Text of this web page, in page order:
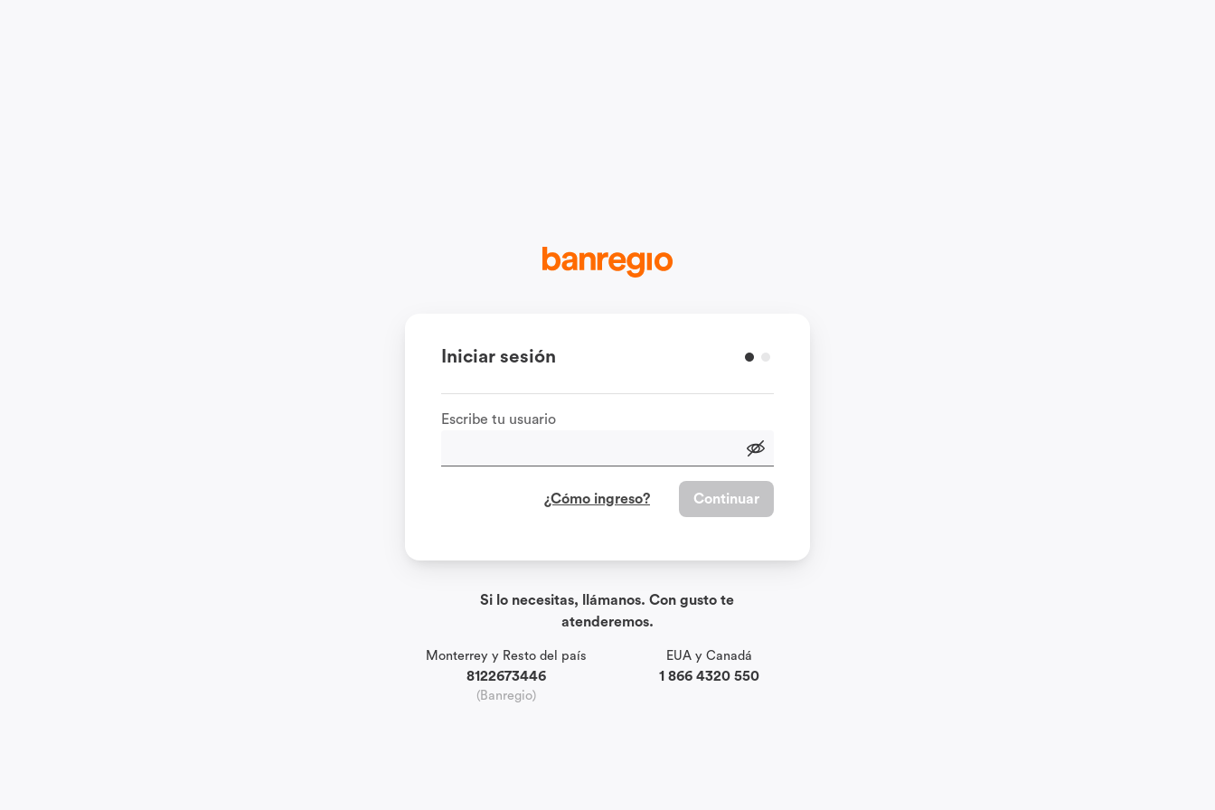
Iniciar sesión
Escribe tu usuario
¿Cómo ingreso? Continuar
Si lo necesitas, llámanos. Con gusto te
atenderemos.
Monterrey y Resto del país
8122673446
(Banregio)
EUA y Canadá
1 866 4320 550